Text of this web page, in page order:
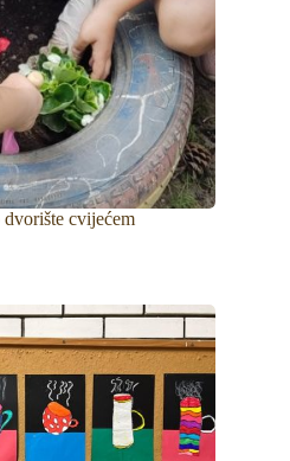
cvijećem